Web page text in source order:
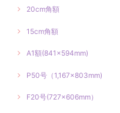
20cm角額
15cm角額
A1額(841×594mm)
P50号（1,167×803mm)
F20号(727×606mm）